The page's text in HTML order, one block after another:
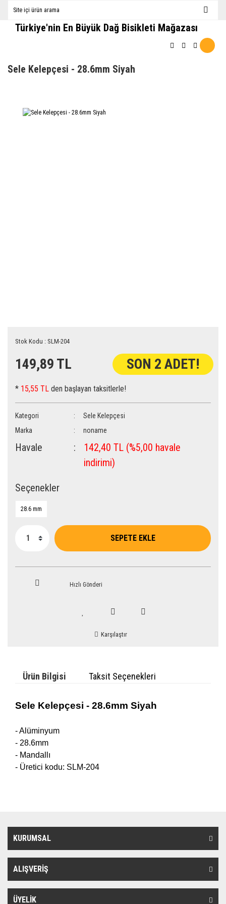
Türkiye'nin En Büyük Dağ Bisikleti Mağazası
Sele Kelepçesi - 28.6mm Siyah
Stok Kodu : SLM-204
149,89 TL SON 2 ADET!
* 15,55 TL den başlayan taksitlerle!
Kategori
Sele Kelepçesi
Marka
noname
Havale
142,40 TL (%5,00 havale
indirimi)
Seçenekler
28.6 mm
SEPETE EKLE
Hızlı Gönderi
Karşılaştır
Ürün Bilgisi Taksit Seçenekleri
Sele Kelepçesi - 28.6mm Siyah
- Alüminyum
- 28.6mm
- Mandallı
- Üretici kodu: SLM-204
KURUMSAL
ALIŞVERİŞ
ÜYELİK